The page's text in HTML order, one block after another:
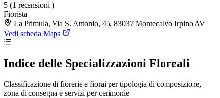
5 (1 recensioni )
Fiorista
La Primula, Via S. Antonio, 45, 83037 Montecalvo Irpino AV
Vedi scheda Maps
Indice delle Specializzazioni Floreali
Classificazione di fiorerie e fiorai per tipologia di composizione,
zona di consegna e servizi per cerimonie